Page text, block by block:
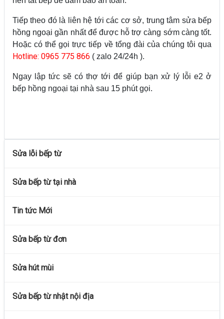
Tiếp theo đó là liên hệ tới các cơ sở, trung tâm sửa bếp
hồng ngoại gần nhất để được hỗ trợ càng sớm càng tốt.
Hoặc có thể gọi trực tiếp về tổng đài của chúng tôi qua
Hotline: 0965 775 866 ( zalo 24/24h ).
Ngay lập tức sẽ có thợ tới để giúp bạn xử lý lỗi e2 ở
bếp hồng ngoại tại nhà sau 15 phút gọi.
Sửa lỗi bếp từ
Sửa bếp từ tại nhà
Tin tức Mới
Sửa bếp từ đơn
Sửa hút mùi
Sửa bếp từ nhật nội địa